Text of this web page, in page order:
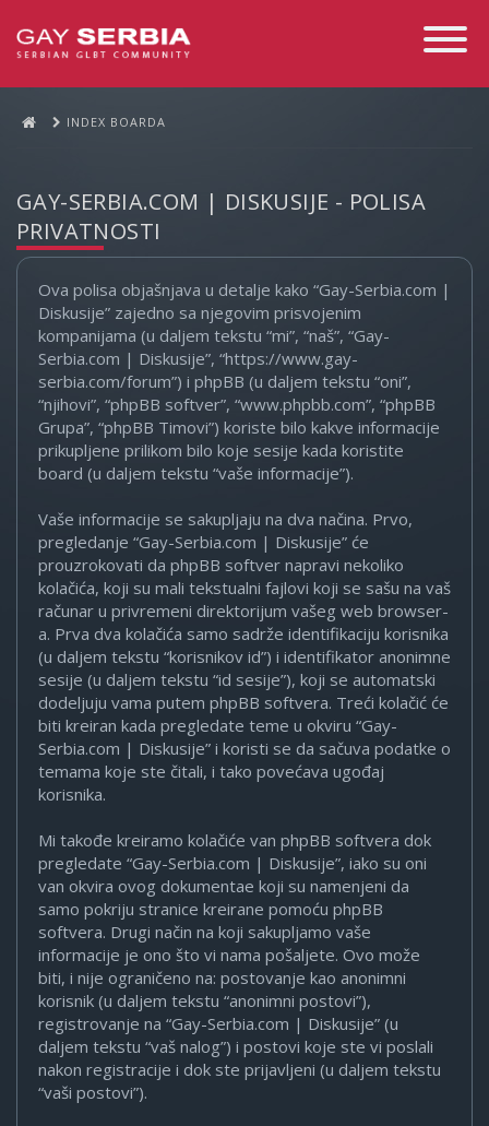
Toggle
INDEX BOARDA
GAY-SERBIA.COM | DISKUSIJE - POLISA
PRIVATNOSTI
Ova polisa objašnjava u detalje kako “Gay-Serbia.com |
Diskusije” zajedno sa njegovim prisvojenim
kompanijama (u daljem tekstu “mi”, “naš”, “Gay-
Serbia.com | Diskusije”, “https://www.gay-
serbia.com/forum”) i phpBB (u daljem tekstu “oni”,
“njihovi”, “phpBB softver”, “www.phpbb.com”, “phpBB
Grupa”, “phpBB Timovi”) koriste bilo kakve informacije
prikupljene prilikom bilo koje sesije kada koristite
board (u daljem tekstu “vaše informacije”).
Vaše informacije se sakupljaju na dva načina. Prvo,
pregledanje “Gay-Serbia.com | Diskusije” će
prouzrokovati da phpBB softver napravi nekoliko
kolačića, koji su mali tekstualni fajlovi koji se sašu na vaš
računar u privremeni direktorijum vašeg web browser-
a. Prva dva kolačića samo sadrže identifikaciju korisnika
(u daljem tekstu “korisnikov id”) i identifikator anonimne
sesije (u daljem tekstu “id sesije”), koji se automatski
dodeljuju vama putem phpBB softvera. Treći kolačić će
biti kreiran kada pregledate teme u okviru “Gay-
Serbia.com | Diskusije” i koristi se da sačuva podatke o
temama koje ste čitali, i tako povećava ugođaj
korisnika.
Mi takođe kreiramo kolačiće van phpBB softvera dok
pregledate “Gay-Serbia.com | Diskusije”, iako su oni
van okvira ovog dokumentae koji su namenjeni da
samo pokriju stranice kreirane pomoću phpBB
softvera. Drugi način na koji sakupljamo vaše
informacije je ono što vi nama pošaljete. Ovo može
biti, i nije ograničeno na: postovanje kao anonimni
korisnik (u daljem tekstu “anonimni postovi”),
registrovanje na “Gay-Serbia.com | Diskusije” (u
daljem tekstu “vaš nalog”) i postovi koje ste vi poslali
nakon registracije i dok ste prijavljeni (u daljem tekstu
“vaši postovi”).